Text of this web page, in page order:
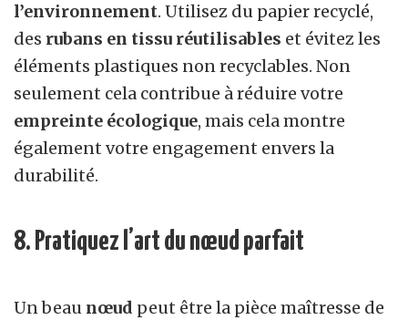
l’environnement. Utilisez du papier recyclé,
des rubans en tissu réutilisables et évitez les
éléments plastiques non recyclables. Non
seulement cela contribue à réduire votre
empreinte écologique, mais cela montre
également votre engagement envers la
durabilité.
8. Pratiquez l’art du nœud parfait
Un beau nœud peut être la pièce maîtresse de